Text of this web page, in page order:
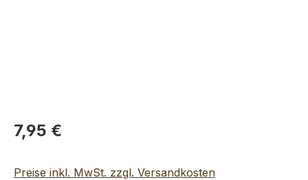
Regulärer Preis:
7,95 €
Preise inkl. MwSt. zzgl. Versandkosten